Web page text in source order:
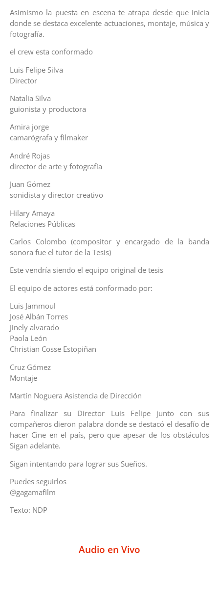
Asimismo la puesta en escena te atrapa desde que inicia
donde se destaca excelente actuaciones, montaje, música y
fotografía.
el crew esta conformado
Luis Felipe Silva
Director
Natalia Silva
guionista y productora
Amira jorge
camarógrafa y filmaker
André Rojas
director de arte y fotografía
Juan Gómez
sonidista y director creativo
Hilary Amaya
Relaciones Públicas
Carlos Colombo (compositor y encargado de la banda
sonora fue el tutor de la Tesis)
Este vendría siendo el equipo original de tesis
El equipo de actores está conformado por:
Luis Jammoul
José Albán Torres
Jinely alvarado
Paola León
Christian Cosse Estopiñan
Cruz Gómez
Montaje
Martín Noguera Asistencia de Dirección
Para finalizar su Director Luis Felipe junto con sus
compañeros dieron palabra donde se destacó el desafío de
hacer Cine en el país, pero que apesar de los obstáculos
Sigan adelante.
Sigan intentando para lograr sus Sueños.
Puedes seguirlos
@gagamafilm
Texto: NDP
Audio en Vivo